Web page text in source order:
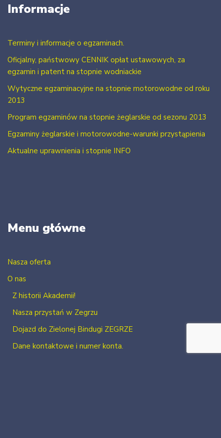
Informacje
Terminy i informacje o egzaminach.
Oficjalny, państwowy CENNIK opłat ustawowych, za
egzamin i patent na stopnie wodniackie
Wytyczne egzaminacyjne na stopnie motorowodne od roku
2013
Program egzaminów na stopnie żeglarskie od sezonu 2013
Egzaminy żeglarskie i motorowodne-warunki przystąpienia
Aktualne uprawnienia i stopnie INFO
Menu główne
Nasza oferta
O nas
Z historii Akademii!
Nasza przystań w Zegrzu
Dojazd do Zielonej Bindugi ZEGRZE
Dane kontaktowe i numer konta.